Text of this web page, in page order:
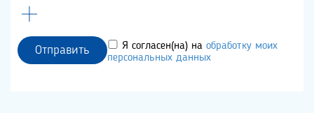
Отправить Я согласен(на) на обработку моих
персональных данных